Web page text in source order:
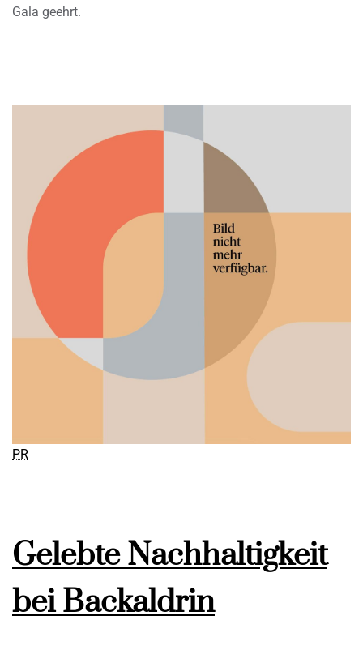
Gala geehrt.
PR
Gelebte Nachhaltigkeit
bei Backaldrin